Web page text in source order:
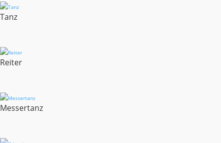
Tanz
Reiter
Messertanz